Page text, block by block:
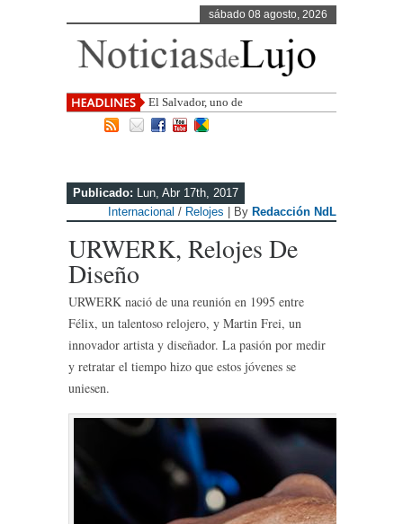
sábado 08 agosto, 2026
El Salvador, uno de los destinos con
mayor pr
Publicado: Lun, Abr 17th, 2017
Internacional / Relojes | By Redacción NdL
URWERK, Relojes De
Diseño
URWERK nació de una reunión en 1995 entre
Félix, un talentoso relojero, y Martin Frei, un
innovador artista y diseñador. La pasión por medir
y retratar el tiempo hizo que estos jóvenes se
uniesen.